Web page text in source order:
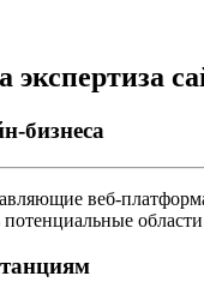
экспертиза
бизнеса
веб-